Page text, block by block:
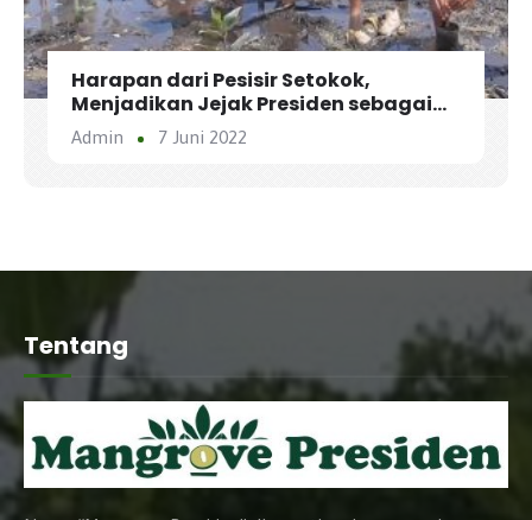
Harapan dari Pesisir Setokok,
Menjadikan Jejak Presiden sebagai
Ekowisata Mangrove
Admin 7 Juni 2022
Tentang